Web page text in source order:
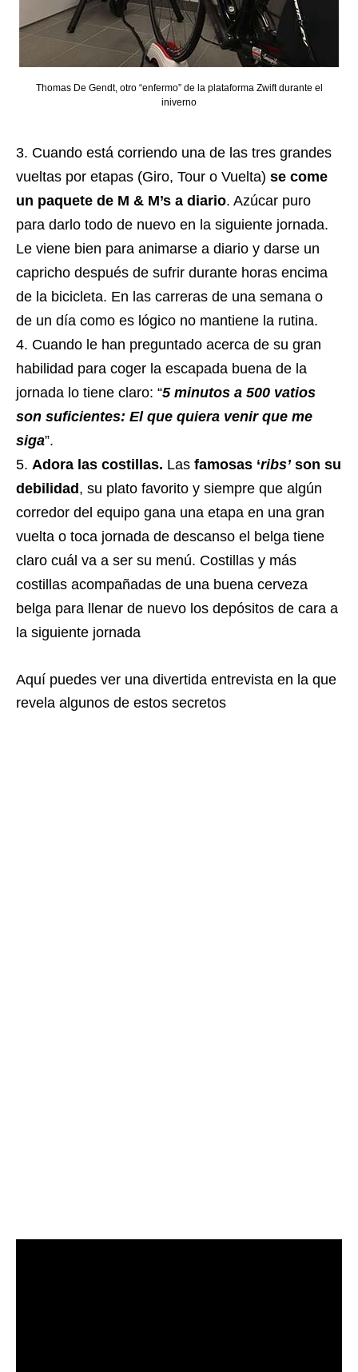
Thomas De Gendt, otro “enfermo” de la plataforma Zwift durante el
iniverno
Cuando está corriendo una de las tres grandes
vueltas por etapas (Giro, Tour o Vuelta) se come
un paquete de M & M’s a diario. Azúcar puro
para darlo todo de nuevo en la siguiente jornada.
Le viene bien para animarse a diario y darse un
capricho después de sufrir durante horas encima
de la bicicleta. En las carreras de una semana o
de un día como es lógico no mantiene la rutina.
Cuando le han preguntado acerca de su gran
habilidad para coger la escapada buena de la
jornada lo tiene claro: “5 minutos a 500 vatios
son suficientes: El que quiera venir que me
siga”.
Adora las costillas. Las famosas ‘ribs’son su
debilidad , su plato favorito y siempre que algún
corredor del equipo gana una etapa en una gran
vuelta o toca jornada de descanso el belga tiene
claro cuál va a ser su menú. Costillas y más
costillas acompañadas de una buena cerveza
belga para llenar de nuevo los depósitos de cara a
la siguiente jornada
Aquí puedes ver una divertida entrevista en la que
revela algunos de estos secretos